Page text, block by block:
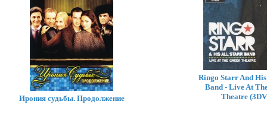
Ringo Starr And
Band - Live At
Theatre
Ирония судьбы. Продолжение